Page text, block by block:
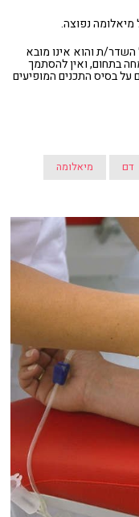
מיאלומה נפוצה.
ת והוא אינו מובא
בתחום, ואין להסתמך
על בסיס התכנים המופיעים
דם מיאלומה